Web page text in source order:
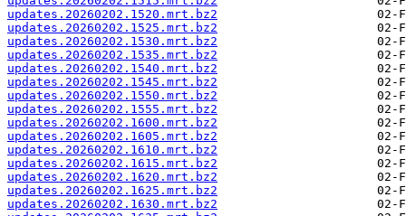
updates.20260202.1520.mrt.bz2
updates.20260202.1525.mrt.bz2
updates.20260202.1530.mrt.bz2
updates.20260202.1535.mrt.bz2
updates.20260202.1540.mrt.bz2
updates.20260202.1545.mrt.bz2
updates.20260202.1550.mrt.bz2
updates.20260202.1555.mrt.bz2
updates.20260202.1600.mrt.bz2
updates.20260202.1605.mrt.bz2
updates.20260202.1610.mrt.bz2
updates.20260202.1615.mrt.bz2
updates.20260202.1620.mrt.bz2
updates.20260202.1625.mrt.bz2
updates.20260202.1630.mrt.bz2